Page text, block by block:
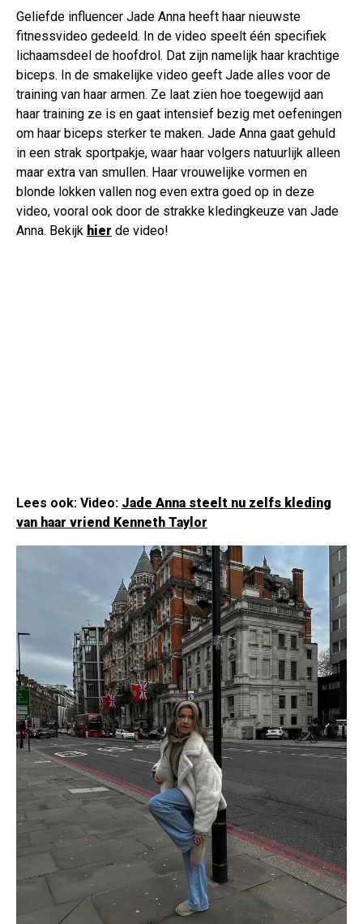
Geliefde influencer Jade Anna heeft haar nieuwste
fitnessvideo gedeeld. In de video speelt één specifiek
lichaamsdeel de hoofdrol. Dat zijn namelijk haar krachtige
biceps. In de smakelijke video geeft Jade alles voor de
training van haar armen. Ze laat zien hoe toegewijd aan
haar training ze is en gaat intensief bezig met oefeningen
om haar biceps sterker te maken. Jade Anna gaat gehuld
in een strak sportpakje, waar haar volgers natuurlijk alleen
maar extra van smullen. Haar vrouwelijke vormen en
blonde lokken vallen nog even extra goed op in deze
video, vooral ook door de strakke kledingkeuze van Jade
Anna. Bekijk hier de video!
Lees ook: Video: Jade Anna steelt nu zelfs kleding
van haar vriend Kenneth Taylor